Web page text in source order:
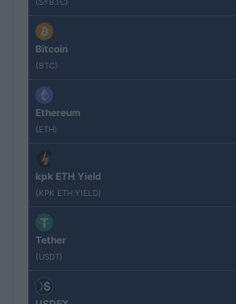
Bitcoin
(BTC)
Ethereum
(ETH)
kpk ETH Yield
(KPK ETH YIELD)
Tether
(USDT)